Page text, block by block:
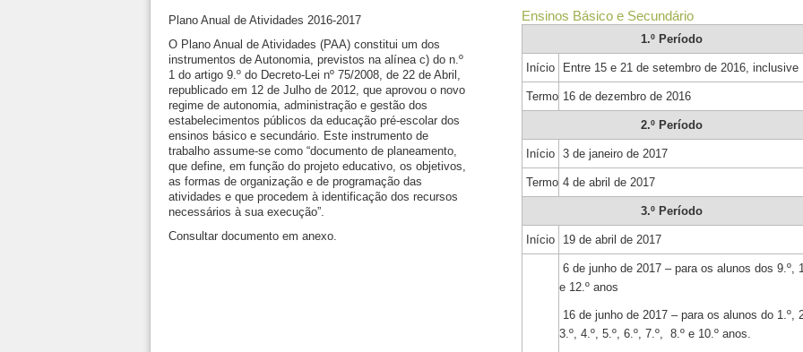
Plano Anual de Atividades 2016-2017
O Plano Anual de Atividades (PAA) constitui um dos
instrumentos de Autonomia, previstos na alínea c) do n.º
1 do artigo 9.º do Decreto-Lei nº 75/2008, de 22 de Abril,
republicado em 12 de Julho de 2012, que aprovou o novo
regime de autonomia, administração e gestão dos
estabelecimentos públicos da educação pré-escolar dos
ensinos básico e secundário. Este instrumento de
trabalho assume-se como “documento de planeamento,
que define, em função do projeto educativo, os objetivos,
as formas de organização e de programação das
atividades e que procedem à identificação dos recursos
necessários à sua execução”.
Consultar documento em anexo.
Ensinos Básico e Secundário
1.º Período
Início Entre 15 e 21 de setembro de 2016, inclusive
Termo 16 de dezembro de 2016
2.º Período
Início 3 de janeiro de 2017
Termo 4 de abril de 2017
3.º Período
Início 19 de abril de 2017
6 de junho de 2017–para os alunos dos 9.º,
e 12.ºanos
16 de junho de 2017 – para os alunos do 1.º,
3.º, 4.º, 5.º, 6.º, 7.º, 8.º e 10.º anos.